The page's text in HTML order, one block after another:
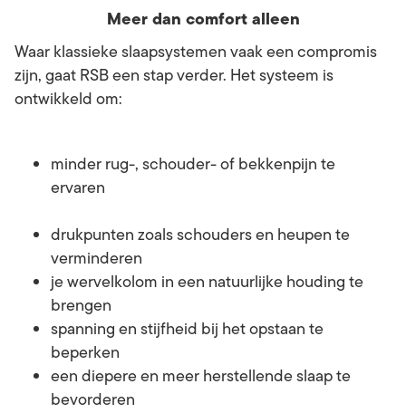
Meer dan comfort alleen
Waar klassieke slaapsystemen vaak een compromis
zijn, gaat RSB een stap verder. Het systeem is
ontwikkeld om:
minder rug-, schouder- of bekkenpijn te
ervaren
drukpunten zoals schouders en heupen te
verminderen
je wervelkolom in een natuurlijke houding te
brengen
spanning en stijfheid bij het opstaan te
beperken
een diepere en meer herstellende slaap te
bevorderen